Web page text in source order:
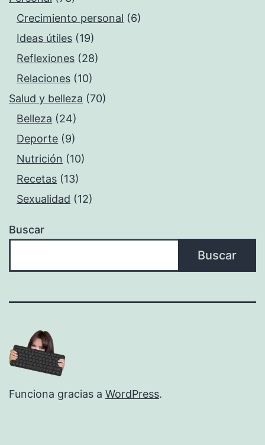
Crecimiento personal (6)
Ideas útiles (19)
Reflexiones (28)
Relaciones (10)
Salud y belleza (70)
Belleza (24)
Deporte (9)
Nutrición (10)
Recetas (13)
Sexualidad (12)
Buscar
Buscar
Funciona gracias a WordPress.